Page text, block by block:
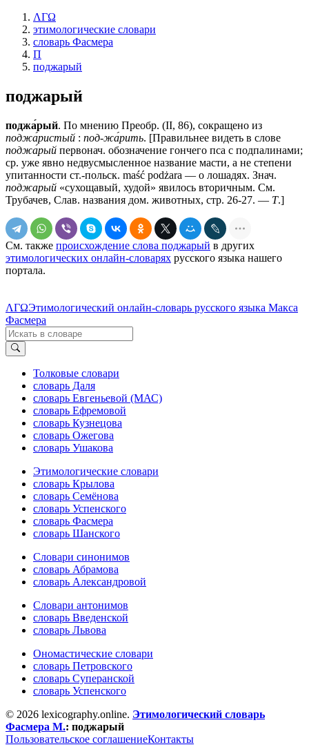
ΛΓΩ
этимологические словари
словарь Фасмера
П
поджарый
поджарый
поджа́рый. По мнению Преобр. (II, 86), сокращено из
поджа́ристый : под-жа́рить. [Правильнее видеть в слове
поджа́рый первонач. обозначение гончего пса с подпалинами;
ср. уже явно недвусмысленное название масти, а не степени
упитанности ст.-польск. maść роdżаrа — о лошадях. Знач.
поджарый «сухощавый, худой» явилось вторичным. См.
Трубачев, Слав. названия дом. животных, стр. 26-27. — Т.]
См. также происхождение слова поджарый в других
этимологических онлайн-словарях русского языка нашего
портала.
ΛΓΩЭтимологический онлайн-словарь русского языка Макса
Фасмера
Толковые словари
словарь Даля
словарь Евгеньевой (МАС)
словарь Ефремовой
словарь Кузнецова
словарь Ожегова
словарь Ушакова
Этимологические словари
словарь Крылова
словарь Семёнова
словарь Успенского
словарь Фасмера
словарь Шанского
Словари синонимов
словарь Абрамова
словарь Александровой
Словари антонимов
словарь Введенской
словарь Львова
Ономастические словари
словарь Петровского
словарь Суперанской
словарь Успенского
© 2026 lexicography.online. Этимологический словарь
Фасмера М.: поджарый
Пользовательское соглашениеКонтакты